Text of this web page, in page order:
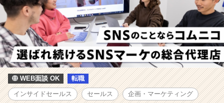
｜
セ
ー
ル
SNS
マ
ー
ケ
テ
WEB面談 OK 転職
インサイドセールス セールス 企画・マーケティング